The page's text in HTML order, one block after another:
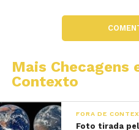
Mais Checagens
Contexto
FORA DE
Foto tirada